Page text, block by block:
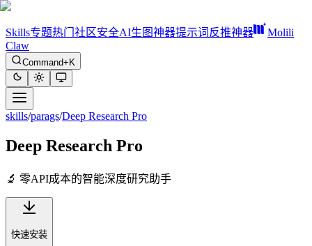
Skills专题热门 社区安全AI生图神器提示词反推神器
Molili
Claw
Command+K
skills/parags/Deep Research Pro
Deep Research Pro
🔬 零API成本的智能深度研究助手
快速安装